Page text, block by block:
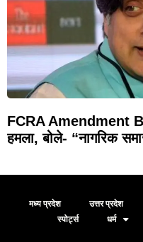
FCRA Amendment
हमला, बोले- “नागरिक
मध्य प्रदेश उत्तर प्रदेश
स्पोर्ट्स
धर्म